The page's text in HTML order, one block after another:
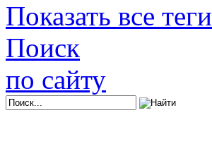
Показать все теги
Поиск
по сайту